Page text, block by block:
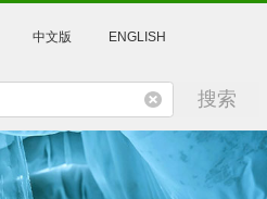
中文版 ENGLISH